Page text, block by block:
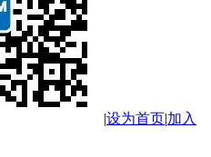
|设为首页|加入